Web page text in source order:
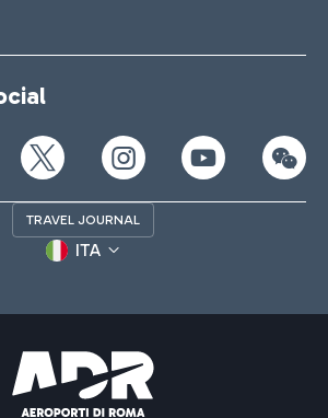
TRAVEL JOURNAL
ITA